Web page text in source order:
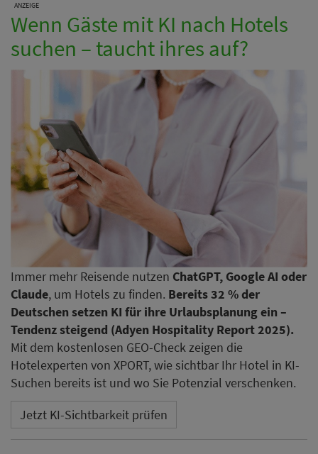
ANZEIGE
Wenn Gäste mit KI nach Hotels
suchen – taucht ihres auf?
Immer mehr Reisende nutzen ChatGPT, Google AI oder
Claude, um Hotels zu finden. Bereits 32 % der
Deutschen setzen KI für ihre Urlaubsplanung ein –
Tendenz steigend (Adyen Hospitality Report 2025).
Mit dem kostenlosen GEO-Check zeigen die
Hotelexperten von XPORT, wie sichtbar Ihr Hotel in KI-
Suchen bereits ist und wo Sie Potenzial verschenken.
Jetzt KI-Sichtbarkeit prüfen